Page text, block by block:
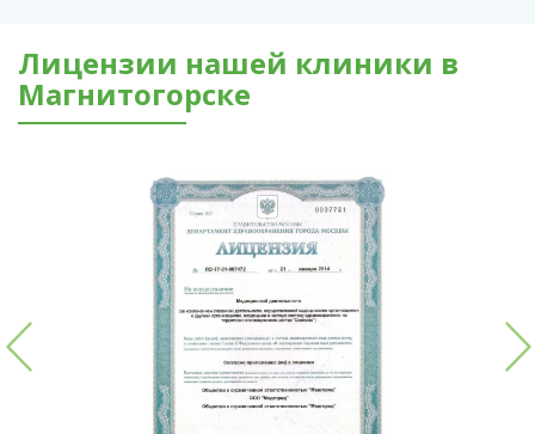
Лицензии нашей клиники в
Магнитогорске